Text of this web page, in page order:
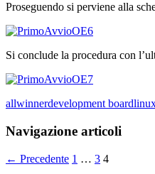
Proseguendo si perviene alla
Si conclude la procedura con
allwinnerdevelopment board
Navigazione articoli
← Precedente 1 … 3 4